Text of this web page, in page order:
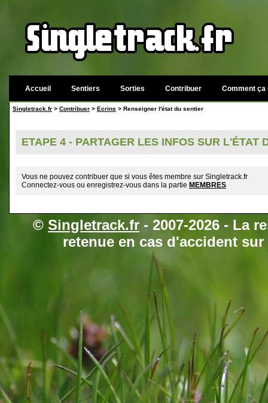
Accueil Sentiers Sorties Contribuer Comment ça
Singletrack.fr > Contribuer > Ecrins > Renseigner l'état du sentier
ETAPE 4 - PARTAGER LES INFOS SUR L'ÉTAT
Vous ne pouvez contribuer que si vous êtes membre sur Singletrack.fr
Connectez-vous ou enregistrez-vous dans la partie MEMBRES
© Singletrack.fr - 2007-2026 - La
retenue en cas d'accident